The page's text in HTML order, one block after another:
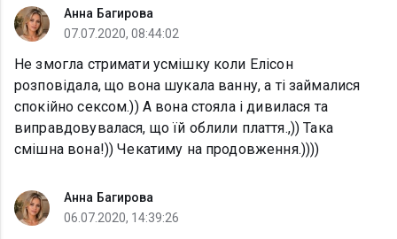
Анна Багирова
07.07.2020, 08:44:02
Не змогла стримати усмішку коли Елісон
розповідала, що вона шукала ванну, а ті займалися
спокійно сексом.)) А вона стояла і дивилася та
виправдовувалася, що їй облили плаття.,)) Така
смішна вона!)) Чекатиму на продовження.))))
Анна Багирова
06.07.2020, 14:39:26